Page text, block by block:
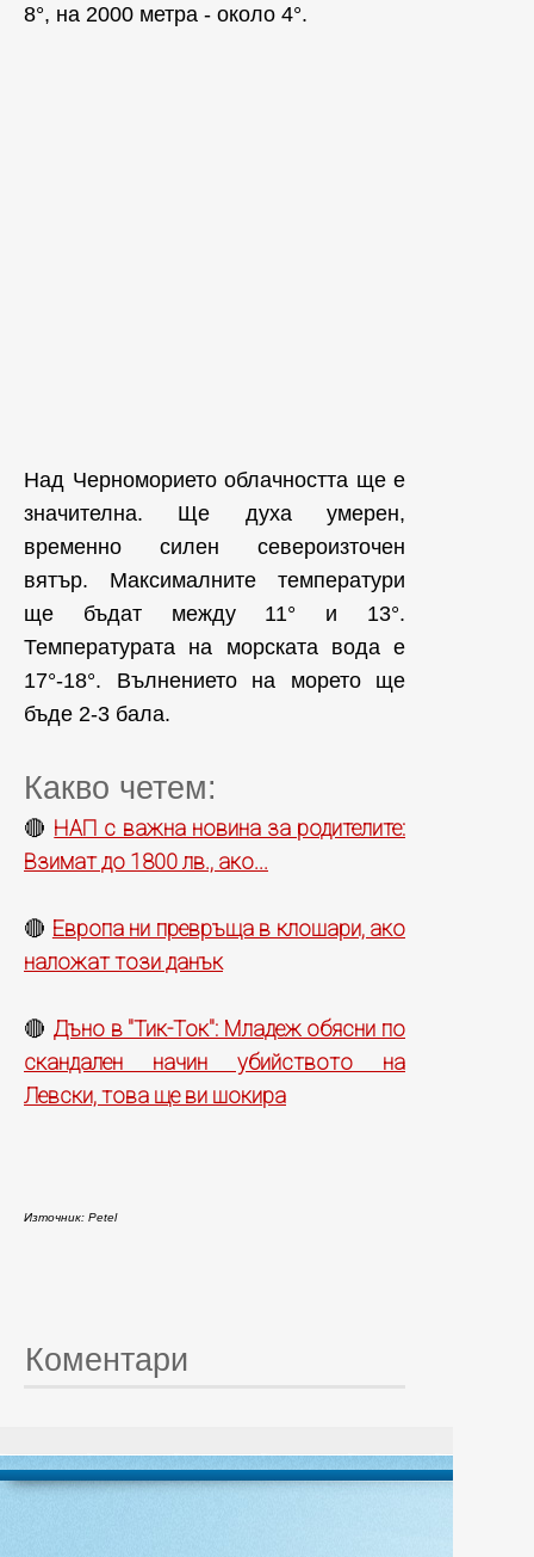
8°, на 2000 метра - около 4°.
Над Черноморието облачността ще е
значителна. Ще духа умерен,
временно силен североизточен
вятър. Максималните температури
ще бъдат между 11° и 13°.
Температурата на морската вода е
17°-18°. Вълнението на морето ще
бъде 2-3 бала.
Какво четем:
🔴 НАП с важна новина за родителите:
Взимат до 1800 лв., ако...
🔴 Европа ни превръща в клошари, ако
наложат този данък
🔴 Дъно в "Тик-Ток": Младеж обясни по
скандален начин убийството на
Левски, това ще ви шокира
Източник: Petel
Коментари